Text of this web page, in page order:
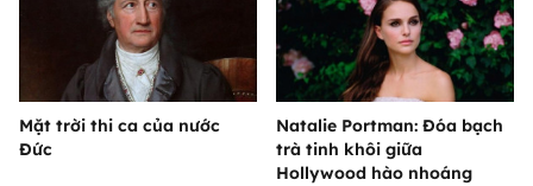
Mặt trời thi ca của nước
Đức
Natalie Portman: Đóa bạch
trà tinh khôi giữa
Hollywood hào nhoáng